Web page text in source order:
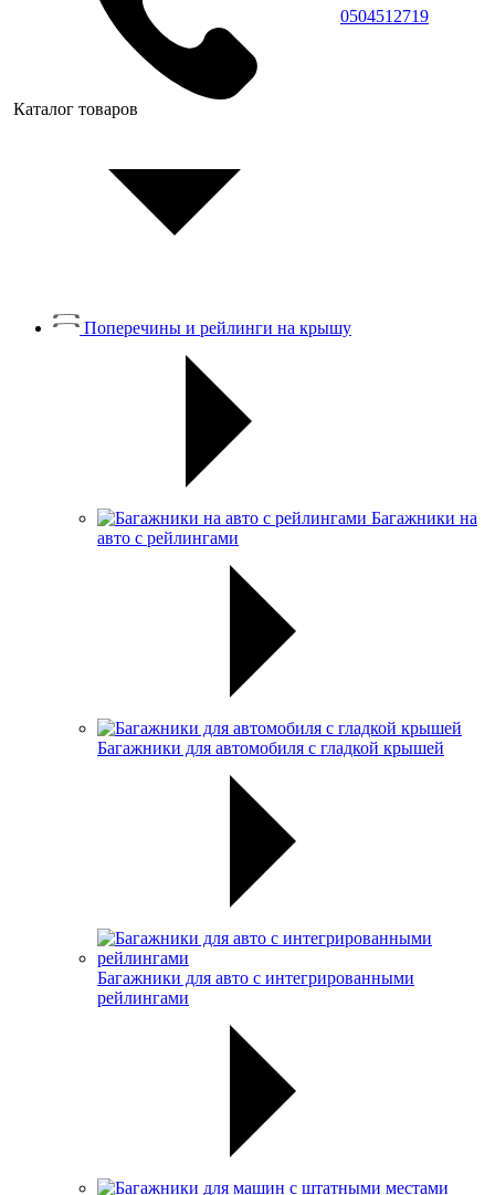
0504512719
Каталог товаров
Поперечины и рейлинги на крышу
Багажники на
авто с рейлингами
Багажники для автомобиля с гладкой крышей
Багажники для авто с интегрированными
рейлингами